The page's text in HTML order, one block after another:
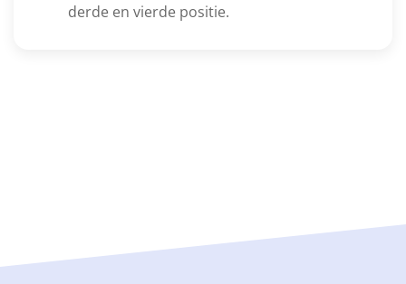
derde en vierde positie.